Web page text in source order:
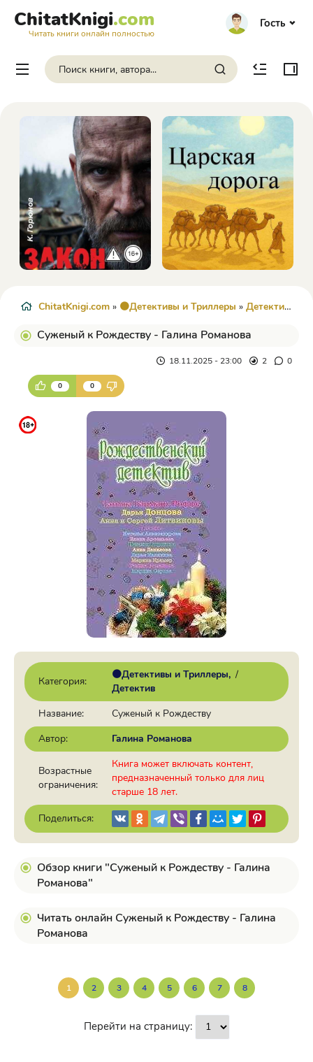
ChitatKnigi.com
Читать книги онлайн полностью
Гость
ChitatKnigi.com » 🟠Детективы и Триллеры » Детектив »
Суженый к Рождеству - Галина Романова
18.11.2025 - 23:00 2 0
0 0
Категория:
🟠Детективы и Триллеры /
Детектив
Название:
Суженый к Рождеству
Автор:
Галина Романова
Возрастные
ограничения:
Книга может включать контент,
предназначенный только для лиц
старше 18 лет.
Поделиться:
Обзор книги "Суженый к Рождеству - Галина
Романова"
Читать онлайн Суженый к Рождеству - Галина
Романова
1 2 3 4 5 6 7 8
Перейти на страницу: